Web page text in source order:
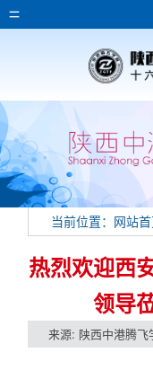
当前位置： 网站
热烈欢迎西
领导
来源: 陕西中港腾